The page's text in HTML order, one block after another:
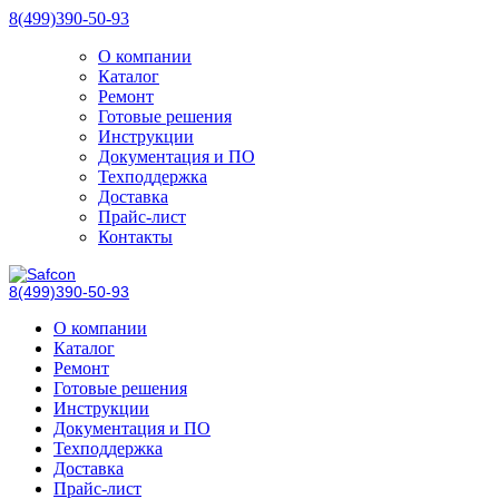
8(499)390-50-93
О компании
Каталог
Ремонт
Готовые решения
Инструкции
Документация и ПО
Техподдержка
Доставка
Прайс-лист
Контакты
8(499)390-50-93
О компании
Каталог
Ремонт
Готовые решения
Инструкции
Документация и ПО
Техподдержка
Доставка
Прайс-лист